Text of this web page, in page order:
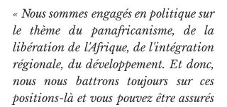
« Nous sommes engagés en politique sur
le thème du panafricanisme, de la
libération de l'Afrique, de l'intégration
régionale, du développement. Et donc,
nous nous battrons toujours sur ces
positions-là et vous pouvez être assurés